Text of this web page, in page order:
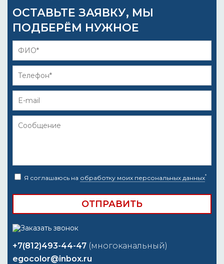
ОСТАВЬТЕ ЗАЯВКУ, МЫ
ПОДБЕРЁМ НУЖНОЕ
Я соглашаюсь на обработку моих персональных данных*
+7(812)493-44-47 (многоканальный)
egocolor@inbox.ru